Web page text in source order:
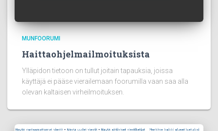
MUNFOORUMI
Haittaohjelmailmoituksista
Ylläpidon tietoon on tullut joitain tapauksia, joissa
käyttäjä ei pääse vierailemaan foorumilla vaan saa alla
olevan kaltaisen virheilmoituksen.